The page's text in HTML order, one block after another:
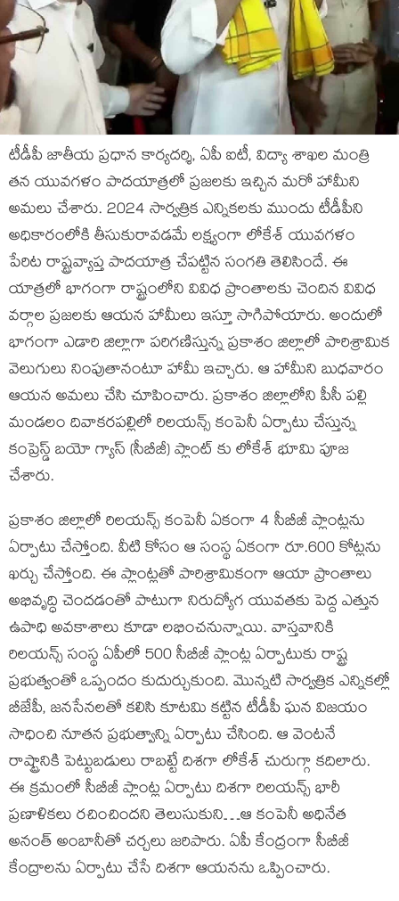
టీడీపీ జాతీయ ప్రధాన కార్యదర్శి, ఏపీ ఐటీ, విద్యా శాఖల మంత్రి
తన యువగళం పాదయాత్రలో ప్రజలకు ఇచ్చిన మరో హామీని
అమలు చేశారు. 2024 సార్వత్రిక ఎన్నికలకు ముందు టీడీపీని
అధికారంలోకి తీసుకురావడమే లక్ష్యంగా లోకేశ్ యువగళం
పేరిట రాష్ట్రవ్యాప్త పాదయాత్ర చేపట్టిన సంగతి తెలిసిందే. ఈ
యాత్రలో భాగంగా రాష్ట్రంలోని వివిధ ప్రాంతాలకు చెందిన వివిధ
వర్గాల ప్రజలకు ఆయన హామీలు ఇస్తూ సాగిపోయారు. అందులో
భాగంగా ఎడారి జిల్లాగా పరిగణిస్తున్న ప్రకాశం జిల్లాలో పారిశ్రామిక
వెలుగులు నింపుతానంటూ హామీ ఇచ్చారు. ఆ హామీని బుధవారం
ఆయన అమలు చేసి చూపించారు. ప్రకాశం జిల్లాలోని పీసీ పల్లి
మండలం దివాకరపల్లిలో రిలయన్స్ కంపెనీ ఏర్పాటు చేస్తున్న
కంప్రెస్డ్ బయో గ్యాస్ (సీబీజీ) ప్లాంట్ కు లోకేశ్ భూమి పూజ
చేశారు.
ప్రకాశం జిల్లాలో రిలయన్స్ కంపెనీ ఏకంగా 4 సీబీజీ ప్లాంట్లను
ఏర్పాటు చేస్తోంది. వీటి కోసం ఆ సంస్థ ఏకంగా రూ.600 కోట్లను
ఖర్చు చేస్తోంది. ఈ ప్లాంట్లతో పారిశ్రామికంగా ఆయా ప్రాంతాలు
అభివృద్ధి చెందడంతో పాటుగా నిరుద్యోగ యువతకు పెద్ద ఎత్తున
ఉపాధి అవకాశాలు కూడా లభించనున్నాయి. వాస్తవానికి
రిలయన్స్ సంస్థ ఏపీలో 500 సీబీజీ ప్లాంట్ల ఏర్పాటుకు రాష్ట్ర
ప్రభుత్వంతో ఒప్పందం కుదుర్చుకుంది. మొన్నటి సార్వత్రిక ఎన్నికల్లో
బీజేపీ, జనసేనలతో కలిసి కూటమి కట్టిన టీడీపీ ఘన విజయం
సాధించి నూతన ప్రభుత్వాన్ని ఏర్పాటు చేసింది. ఆ వెంటనే
రాష్ట్రానికి పెట్టుబడులు రాబట్టే దిశగా లోకేశ్ చురుగ్గా కదిలారు.
ఈ క్రమంలో సీబీజీ ప్లాంట్ల ఏర్పాటు దిశగా రిలయన్స్ భారీ
ప్రణాళికలు రచించిందని తెలుసుకుని…ఆ కంపెనీ అధినేత
అనంత్ అంబానీతో చర్చలు జరిపారు. ఏపీ కేంద్రంగా సీబీజీ
కేంద్రాలను ఏర్పాటు చేసే దిశగా ఆయనను ఒప్పించారు.